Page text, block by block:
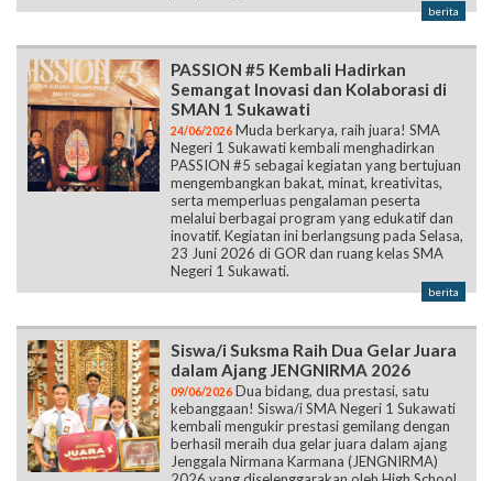
berita
PASSION #5 Kembali Hadirkan
Semangat Inovasi dan Kolaborasi di
SMAN 1 Sukawati
24/06/2026 Muda berkarya, raih juara! SMA
Negeri 1 Sukawati kembali menghadirkan
PASSION #5 sebagai kegiatan yang bertujuan
mengembangkan bakat, minat, kreativitas,
serta memperluas pengalaman peserta
melalui berbagai program yang edukatif dan
inovatif. Kegiatan ini berlangsung pada Selasa,
23 Juni 2026 di GOR dan ruang kelas SMA
Negeri 1 Sukawati.
berita
Siswa/i Suksma Raih Dua Gelar Juara
dalam Ajang JENGNIRMA 2026
09/06/2026 Dua bidang, dua prestasi, satu
kebanggaan! Siswa/i SMA Negeri 1 Sukawati
kembali mengukir prestasi gemilang dengan
berhasil meraih dua gelar juara dalam ajang
Jenggala Nirmana Karmana (JENGNIRMA)